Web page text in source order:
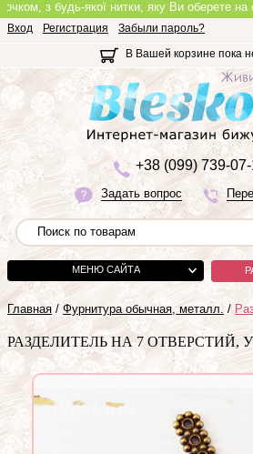
з будь-якої нитки, яку Ви оберете на
Вход Регистрация
Забыли пароль?
В Вашей корзине пока
+38 (099) 739-07-
Задать вопрос
МЕНЮ САЙТА
Главная / Фурнитура обычная, металл. /
РАЗДЕЛИТЕЛЬ НА 7 ОТВЕРСТИЙ,